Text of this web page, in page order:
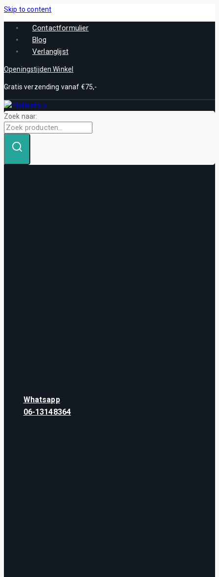
Skip to content
Contactformulier
Blog
Verlanglijst
Openingstijden Winkel
Gratis verzending vanaf €75,-
Zoek naar:
Whatsapp
06-13148364